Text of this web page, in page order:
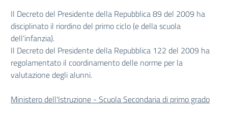
Il Decreto del Presidente della Repubblica 89 del 2009 ha
disciplinato il riordino del primo ciclo (e della scuola
dell’infanzia).
Il Decreto del Presidente della Repubblica 122 del 2009 ha
regolamentato il coordinamento delle norme per la
valutazione degli alunni.
Ministero dell'Istruzione - Scuola Secondaria di primo grado